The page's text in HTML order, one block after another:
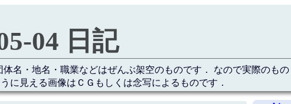
04 日記
名・地名・職業などはぜんぶ架空のものです． なので実際のもの
に見える画像はＣＧもしくは念写によるものです．